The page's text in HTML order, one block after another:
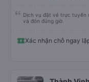
Dịch vụ đặt vé trực tuyến
và đón đúng giờ.
Xác nhận chỗ ngay